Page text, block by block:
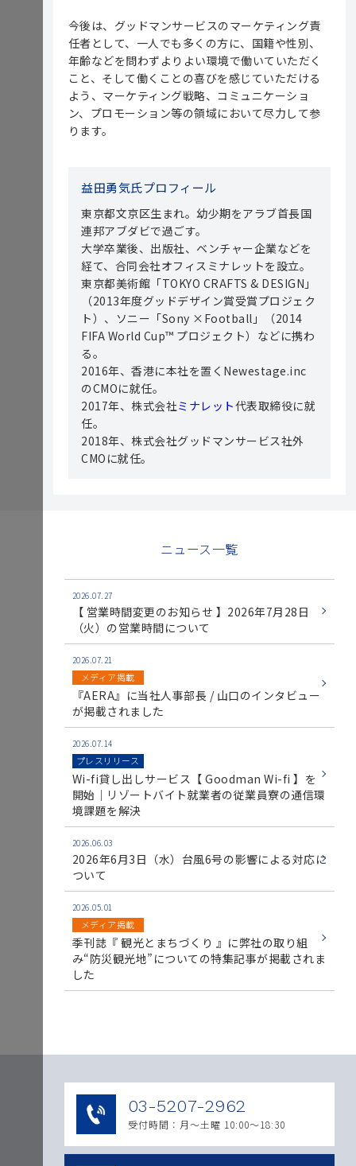
今後は、グッドマンサービスのマーケティング責
任者として、一人でも多くの方に、国籍や性別、
年齢などを問わずよりよい環境で働いていただく
こと、そして働くことの喜びを感じていただける
よう、マーケティング戦略、コミュニケーショ
ン、プロモーション等の領域において尽力して参
ります。
益田勇気氏プロフィール
東京都文京区生まれ。幼少期をアラブ首長国
連邦アブダビで過ごす。
大学卒業後、出版社、ベンチャー企業などを
経て、合同会社オフィスミナレットを設立。
東京都美術館「TOKYO CRAFTS & DESIGN」
（2013年度グッドデザイン賞受賞プロジェク
ト）、ソニー「Sony ×Football」（2014
FIFA World Cup™ プロジェクト）などに携わ
る。
2016年、香港に本社を置くNewestage.inc
のCMOに就任。
2017年、株式会社ミナレット代表取締役に就
任。
2018年、株式会社グッドマンサービス社外
CMOに就任。
ニュース一覧
2026.07.27
【 営業時間変更のお知らせ 】2026年7月28日
（火）の営業時間について
2026.07.21
メディア掲載
『AERA』に当社人事部長 / 山口のインタビュー
が掲載されました
2026.07.14
プレスリリース
Wi-fi貸し出しサービス【 Goodman Wi-fi 】を
開始｜リゾートバイト就業者の従業員寮の通信環
境課題を解決
2026.06.03
2026年6月3日（水）台風6号の影響による対応に
ついて
2026.05.01
メディア掲載
季刊誌『 観光とまちづくり 』に弊社の取り組
み“防災観光地”についての特集記事が掲載されま
した
03-5207-2962
受付時間：月〜土曜 10:00～18:30